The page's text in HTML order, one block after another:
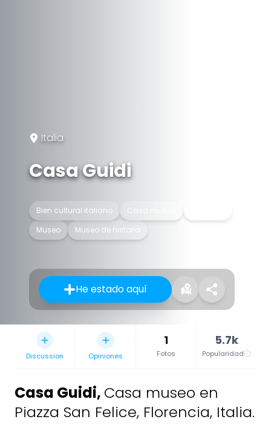
Italia
Casa Guidi
Bien cultural italiano Casa museo
Museo
Museo de historia
He estado aquí
Discussion Opiniones
1
Fotos
5.7k
Popularidad
Casa Guidi, Casa museo en
Piazza San Felice, Florencia, Italia.